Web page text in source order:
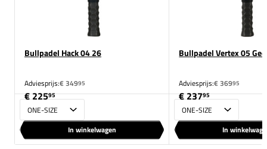
Bullpadel Hack 04 26
Adviesprijs:€ 34995
€ 22595
Maat
In winkelwagen
Bullpadel Vertex 05 Geo
Adviesprijs:€ 36995
€ 23795
Maat
In